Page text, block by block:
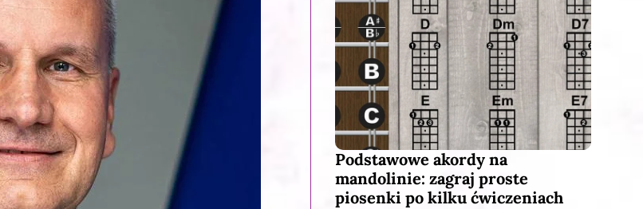
Podstawowe akordy na
mandolinie: zagraj proste
piosenki po kilku ćwiczeniach